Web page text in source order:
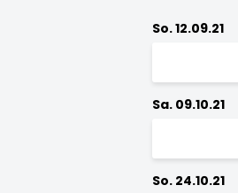
So. 12.09.21
Sa. 09.10.21
So. 24.10.21